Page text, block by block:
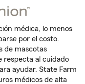
médica, lo menos
por el costo.
de mascotas
respecta al cuidado
ayudar. State Farm
médicos de alta